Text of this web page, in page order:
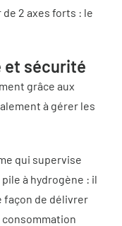
2 axes forts : le
et sécurité
grâce aux
à gérer les
qui supervise
à hydrogène : il
façon de délivrer
consommation